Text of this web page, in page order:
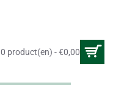
0 product(en) - €0,00